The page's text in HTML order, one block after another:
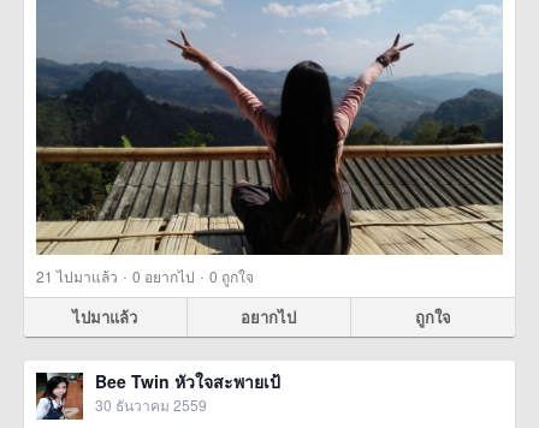
21 ไปมาแล้ว · 0 อยากไป · 0 ถูกใจ
ไปมาแล้ว อยากไป ถูกใจ
Bee Twin หัวใจสะพายเป้
30 ธันวาคม 2559